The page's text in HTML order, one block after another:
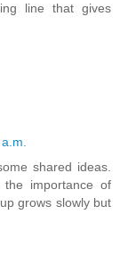
line that gives
shared ideas.
importance of
grows slowly but